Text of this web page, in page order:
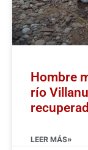
Hombre
río
LEER MÁS»